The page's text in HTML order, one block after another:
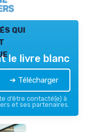
qui
le livre blanc
➔ Télécharger
d’être contacté(e) à
et ses partenaires.